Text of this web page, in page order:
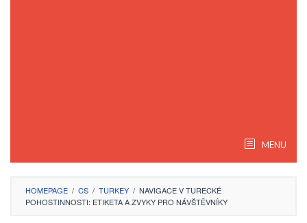
MENU
HOMEPAGE / CS / TURKEY / NAVIGACE V TURECKÉ
POHOSTINNOSTI: ETIKETA A ZVYKY PRO NÁVŠTĚVNÍKY